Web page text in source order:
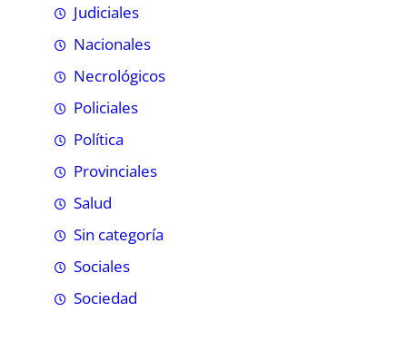
Judiciales
Nacionales
Necrológicos
Policiales
Política
Provinciales
Salud
Sin categoría
Sociales
Sociedad